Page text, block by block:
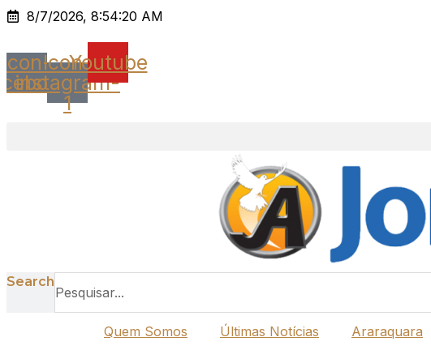
Ir
o
conteúdo
8/7/2026, 8:54:20 AM
Icon-Icon-
instagram-
1
Youtube
Search
Quem Somos
Últimas Notícias Araraquara